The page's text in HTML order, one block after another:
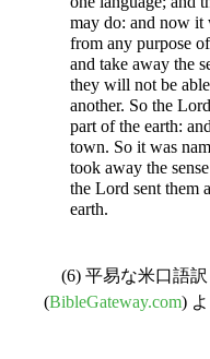
may do: and now it
from any purpose
and take away the
they will not be
another. So the
part of the earth:
town. So it was
took away the
the Lord sent them
earth.
(6) 平易な米口語訳
(BibleGateway.com) よ